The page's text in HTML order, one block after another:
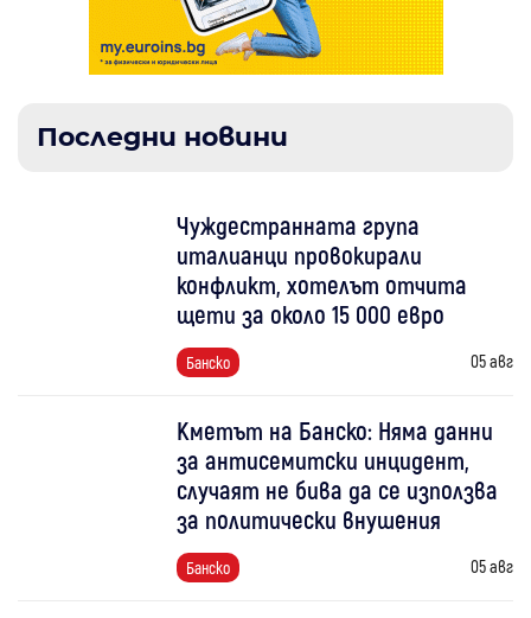
Последни новини
Чуждестранната група
италианци провокирали
конфликт, хотелът отчита
щети за около 15 000 евро
Банско 05 авг
Кметът на Банско: Няма данни
за антисемитски инцидент,
случаят не бива да се използва
за политически внушения
Банско 05 авг